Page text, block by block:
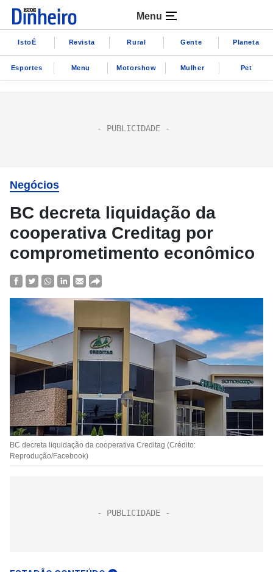
Menu
IstoÉ Revista Rural Gente Planeta
Esportes Menu Motorshow Mulher Pet
Negócios
BC decreta liquidação da
cooperativa Creditag por
comprometimento econômico
BC decreta liquidação da cooperativa Creditag (Crédito:
Reprodução/Facebook)